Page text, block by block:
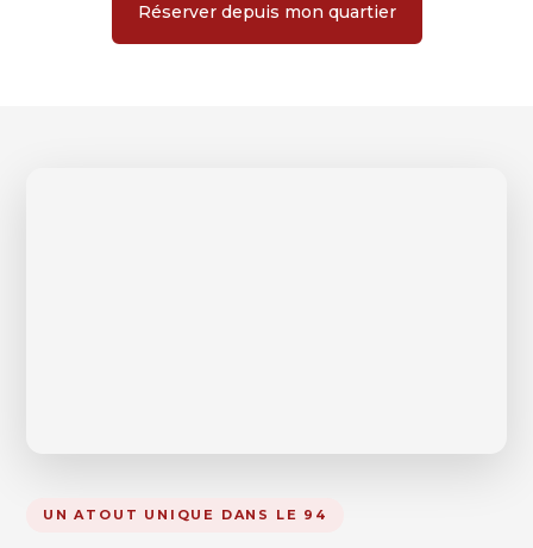
Réserver depuis mon quartier
UN ATOUT UNIQUE DANS LE 94